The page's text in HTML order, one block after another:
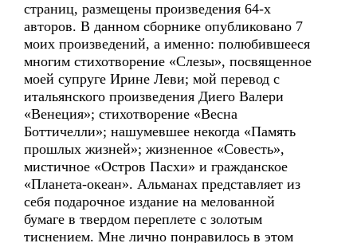
страниц, размещены произведения 64-х
авторов. В данном сборнике опубликовано 7
моих произведений, а именно: полюбившееся
многим стихотворение «Слезы», посвященное
моей супруге Ирине Леви; мой перевод с
итальянского произведения Диего Валери
«Венеция»; стихотворение «Весна
Боттичелли»; нашумевшее некогда «Память
прошлых жизней»; жизненное «Совесть»,
мистичное «Остров Пасхи» и гражданское
«Планета-океан». Альманах представляет из
себя подарочное издание на мелованной
бумаге в твердом переплете с золотым
тиснением. Мне лично понравилось в этом